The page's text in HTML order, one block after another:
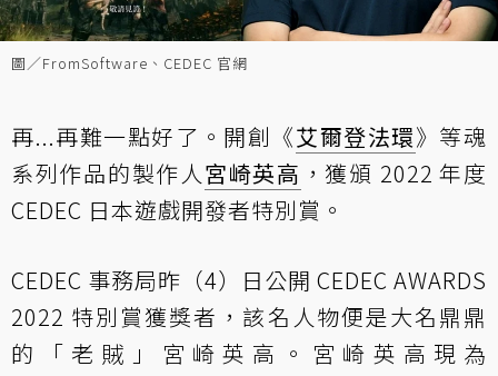
圖／FromSoftware、CEDEC 官網
再...再難一點好了。開創《艾爾登法環》等魂
系列作品的製作人宮崎英高 ，獲頒 2022 年度
CEDEC 日本遊戲開發者特別賞。
CEDEC 事務局昨（4）日公開 CEDEC AWARDS
2022 特別賞獲獎者，該名人物便是大名鼎鼎
的「老賊」宮崎英高。宮崎英高現為